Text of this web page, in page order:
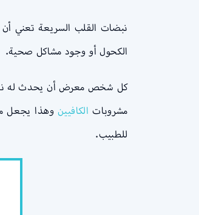
نبضات القلب السريعة تعني
الكحول أو وجود مشاكل صحية.
كل شخص معرض أن يحدث له
مشروبات الكافيينوهذا يجعل
للطبيب.